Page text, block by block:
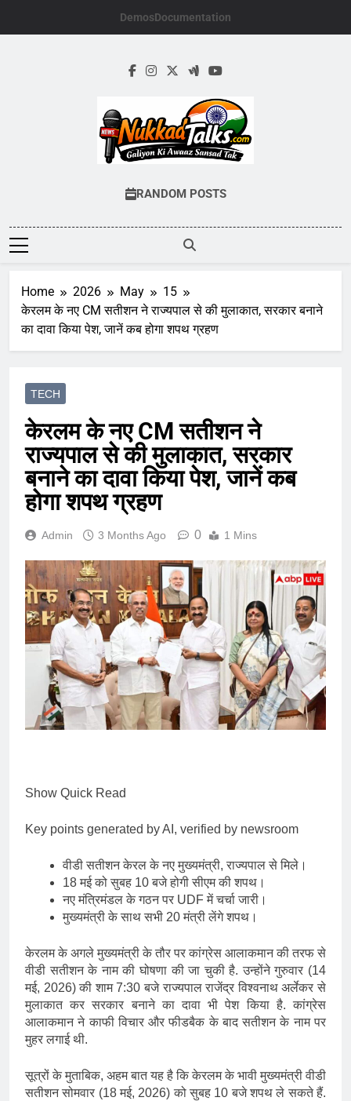
DemosDocumentation
Galiyon Ki Awaaz Sansad Tak
RANDOM POSTS
Home 2026 May
15
केरलम के नए CM सतीशन ने राज्यपाल से की मुलाकात, सरकार बनाने
का दावा किया पेश, जानें कब होगा शपथ ग्रहण
TECH
केरलम के नए CM सतीशन ने
राज्यपाल से की मुलाकात, सरकार
बनाने का दावा किया पेश, जानें कब
होगा शपथ ग्रहण
Admin 3 Months Ago 0 1 Mins
Show Quick Read
Key points generated by AI, verified by newsroom
वीडी सतीशन केरल के नए मुख्यमंत्री, राज्यपाल से मिले।
18 मई को सुबह 10 बजे होगी सीएम की शपथ।
नए मंत्रिमंडल के गठन पर UDF में चर्चा जारी।
मुख्यमंत्री के साथ सभी 20 मंत्री लेंगे शपथ।
केरलम के अगले मुख्यमंत्री के तौर पर कांग्रेस आलाकमान की तरफ से
वीडी सतीशन के नाम की घोषणा की जा चुकी है. उन्होंने गुरुवार (14
मई, 2026) की शाम 7:30 बजे राज्यपाल राजेंद्र विश्वनाथ अर्लेकर से
मुलाकात कर सरकार बनाने का दावा भी पेश किया है. कांग्रेस
आलाकमान ने काफी विचार और फीडबैक के बाद सतीशन के नाम पर
मुहर लगाई थी.
सूत्रों के मुताबिक, अहम बात यह है कि केरलम के भावी मुख्यमंत्री वीडी
सतीशन सोमवार (18 मई, 2026) को सुबह 10 बजे शपथ ले सकते हैं.